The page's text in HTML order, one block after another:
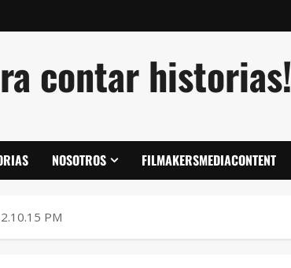
contar historias!
NOSOTROS FILMAKERSMEDIACONTENT
PM